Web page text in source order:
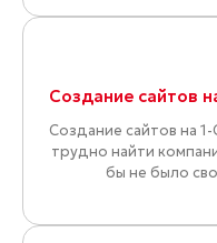
Создание сайтов
Создание сайтов на
трудно найти
бы не было